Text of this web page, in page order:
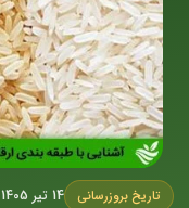
تاریخ بروزرسانی 14 تیر 1405